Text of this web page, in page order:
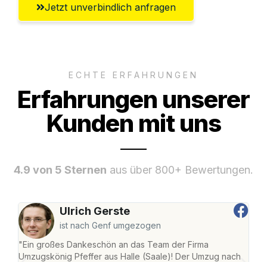
Jetzt unverbindlich anfragen
ECHTE ERFAHRUNGEN
Erfahrungen unserer
Kunden mit uns
4.9 von 5 Sternen aus über 800+ Bewertungen.
Ulrich Gerste
ist nach Genf umgezogen
"Ein großes Dankeschön an das Team der Firma
Umzugskönig Pfeffer aus Halle (Saale)! Der Umzug nach